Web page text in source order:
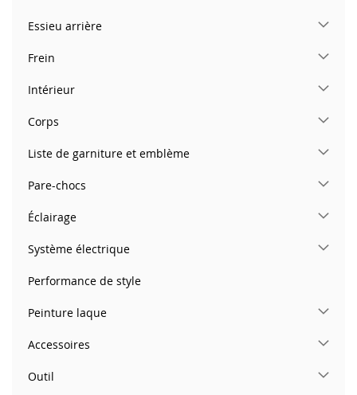
Essieu arrière
Frein
Intérieur
Corps
Liste de garniture et emblème
Pare-chocs
Éclairage
Système électrique
Performance de style
Peinture laque
Accessoires
Outil